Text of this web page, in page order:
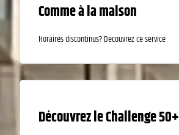
Comme à la maison
Horaires discontinus? Découvrez ce service
Découvrez le Challenge 50+